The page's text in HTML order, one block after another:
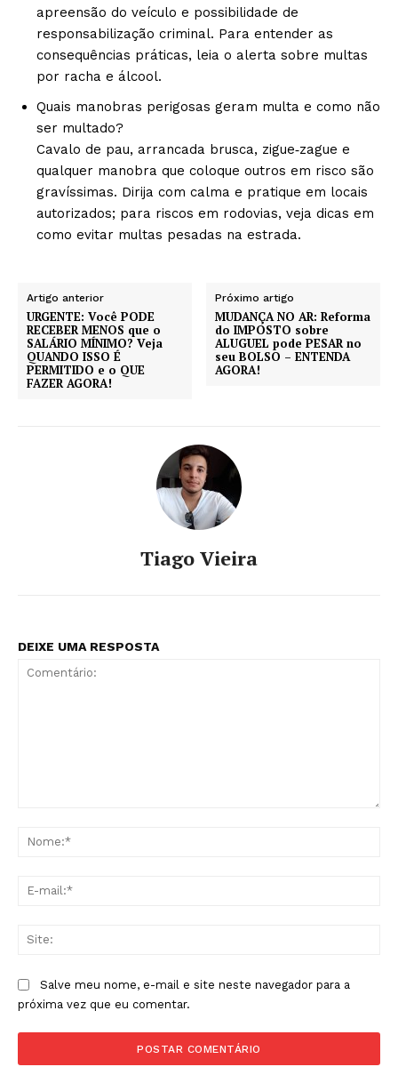
apreensão do veículo e possibilidade de
responsabilização criminal. Para entender as
consequências práticas, leia o alerta sobre multas
por racha e álcool.
Quais manobras perigosas geram multa e como não
ser multado?
Cavalo de pau, arrancada brusca, zigue‑zague e
qualquer manobra que coloque outros em risco são
gravíssimas. Dirija com calma e pratique em locais
autorizados; para riscos em rodovias, veja dicas em
como evitar multas pesadas na estrada.
Artigo anterior
URGENTE: Você PODE
RECEBER MENOS que o
SALÁRIO MÍNIMO? Veja
QUANDO ISSO É
PERMITIDO e o QUE
FAZER AGORA!
Próximo artigo
MUDANÇA NO AR: Reforma
do IMPOSTO sobre
ALUGUEL pode PESAR no
seu BOLSO – ENTENDA
AGORA!
Tiago Vieira
DEIXE UMA RESPOSTA
Salve meu nome, e-mail e site neste navegador para a
próxima vez que eu comentar.